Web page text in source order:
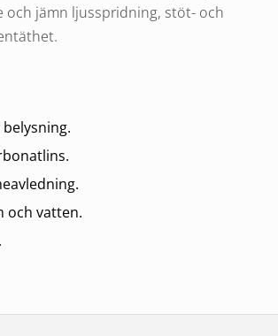
jämn ljusspridning, stöt- och
och vatten.